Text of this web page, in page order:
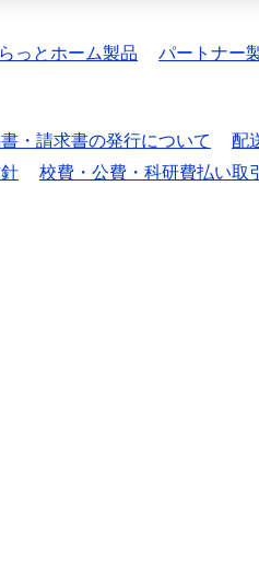
っとホーム製品 パートナー
・請求書の発行について 配
校費・公費・科研費払い取